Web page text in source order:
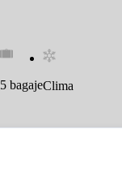
5 bagajeClima